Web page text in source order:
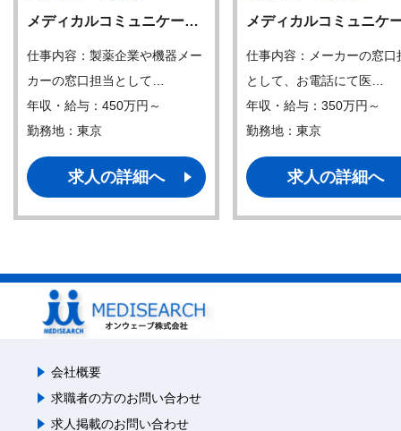
メディカルコミュニケー…
仕事内容：製薬企業や機器メー
カーの窓口担当として…
年収・給与：450万円～
勤務地：東京
求人の詳細へ
メディカルコミュニケ
仕事内容：メーカーの窓口
として、お電話にて医…
年収・給与：350万円～
勤務地：東京
求人の詳細へ
会社概要
求職者の方のお問い合わせ
求人掲載のお問い合わせ